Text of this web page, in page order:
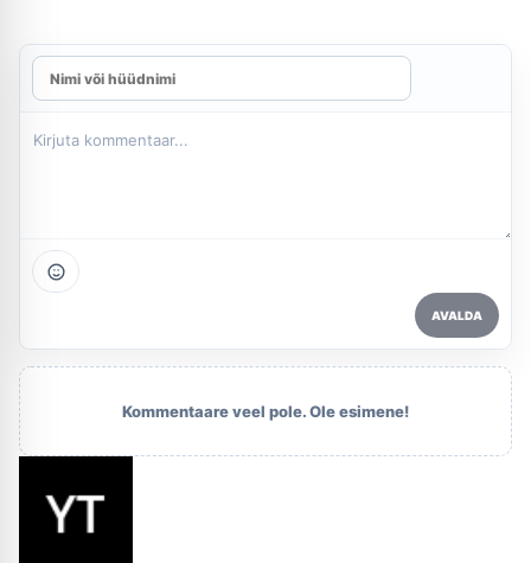
AVALDA
Kommentaare veel pole. Ole esimene!